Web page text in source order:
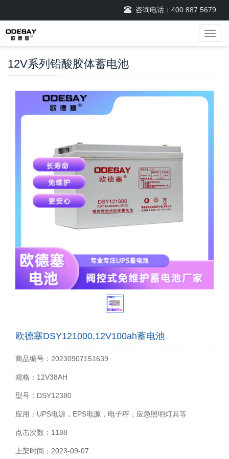
咨询电话： 400 887 5679
导
航
12V系列铅酸胶体蓄电池
欧德塞DSY121000,12V100ah蓄电池
商品编号：20230907151639
规格：12V38AH
型号：DSY12380
应用：UPS电源，EPS电源，电子秤，应急照明灯具等
点击次数：1188
上架时间：2023-09-07